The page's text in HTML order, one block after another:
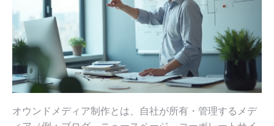
オウンドメディア制作とは、自社が所有・管理するメデ